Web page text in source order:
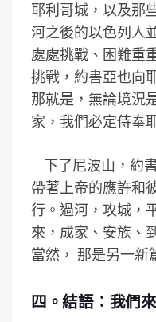
耶利哥城，以及那
河之後的以色列人
處處挑戰、困難重
挑戰，約書亞也向
那就是，無論境況
家，我們必定侍奉
下了尼波山，約
帶著上帝的應許和
行。過河，攻城，
來，成家、安族
當然， 那是另一新
四。結語：我們